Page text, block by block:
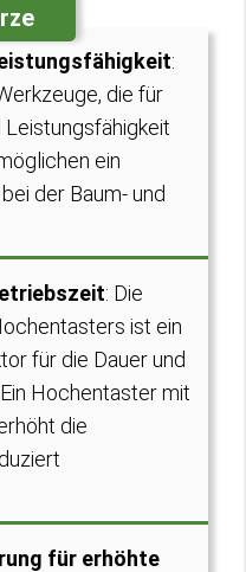
:
die für
ein
der Baum- und
: Die
ist ein
für die Dauer und
Hochentaster mit
die
für erhöhte